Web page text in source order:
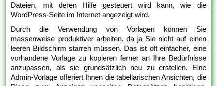
Dateien, mit deren Hilfe gesteuert wird kann, wie die
WordPress-Seite im Internet angezeigt wird.
Durch die Verwendung von Vorlagen können Sie
massenweise produktiver arbeiten, da ja Sie nicht auf einen
leeren Bildschirm starren müssen. Das ist oft einfacher, eine
vorhandene Vorlage zu kopieren ferner an Ihre Bedürfnisse
anzupassen, als sie grundsätzlich neu zu erstellen. Eine
Admin-Vorlage offeriert Ihnen die tabellarischen Ansichten, die